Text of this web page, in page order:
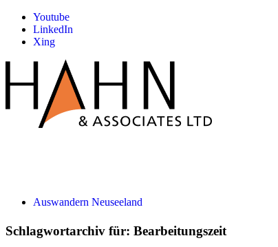
Youtube
LinkedIn
Xing
Auswandern Neuseeland
Schlagwortarchiv für: Bearbeitungszeit